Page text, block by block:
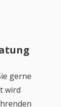
gerne
wird